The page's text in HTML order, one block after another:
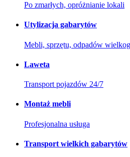
Po zmarłych, opróżnianie lokali
Utylizacja gabarytów
Mebli, sprzętu, odpadów
Laweta
Transport pojazdów 24/7
Montaż mebli
Profesjonalna usługa
Transport wielkich gabarytów